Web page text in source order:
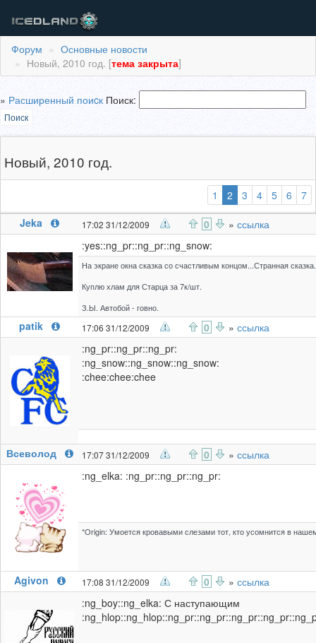
Форум
Основные новости
Новый, 2010 год. [тема закрыта]
» Расширенный поиcк Поиск:
Поиск
Новый, 2010 год.
1 2 (выбранная)
3 4 5 6
7
Jeka
17:02 31/12/2009 0 » ссылка
:yes::ng_pr::ng_pr::ng_snow:
На экране окна сказка со счастливым концом...Странная
Куплю хлам для Старца за 7к/шт.
З.Ы. Автобой - говно.
patik 17:06 31/12/2009 0 » ссылка
:ng_pr::ng_pr::ng_pr:
:ng_snow::ng_snow::ng_snow:
:chee:chee:chee
Всеволод 17:07 31/12/2009 0 » ссылка
:ng_elka: :ng_pr::ng_pr::ng_pr:
*Origin: Умоется кровавыми слезами тот, кто усомнится в
Agivon 17:08 31/12/2009 0 » ссылка
:ng_boy::ng_elka: С наступающим